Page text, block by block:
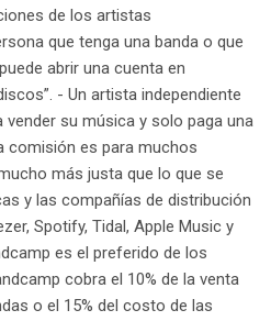
de los artistas
que tenga una banda o que
abrir una cuenta en
- Un artista independiente
vender su música y solo paga una
comisión es para muchos
más justa que lo que se
y las compañías de distribución
Spotify, Tidal, Apple Music y
es el preferido de los
cobra el 10% de la venta
o el 15% del costo de las